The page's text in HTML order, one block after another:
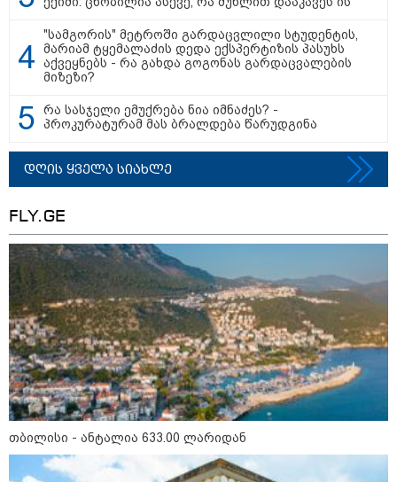
თბილისი - რომი 1319.70 ლარიდან
მნიშვნელოვანი ინფორმაცია
11:13 / 05-08-2026
Hisense წარმოგიდგენთ გზავნილს "ინოვაციები
უკეთესი ცხოვრებისათვის" FIFA-ს 2026 წლის
მსოფლიო ჩემპიონატზე™
"სამგორის" მეტროში გარდაცვლილი სტუდენტის,
მარიამ ტყემალაძის დედა ექსპერტიზის პასუხს
აქვეყნებს - რა გახდა გოგონას გარდაცვალების
მიზეზი?
რა სასჯელი ემუქრება ნია იმნაძეს? -
პროკურატურამ მას ბრალდება წარუდგინა
დღის ყველა სიახლე
FLY.GE
თბილისი - ანტალია 633.00 ლარიდან